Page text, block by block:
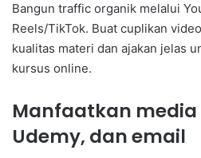
Bangun traffic organik melalui
Reels/TikTok. Buat cuplikan
kualitas materi dan ajakan jelas
kursus online.
Manfaatkan
Udemy, dan email